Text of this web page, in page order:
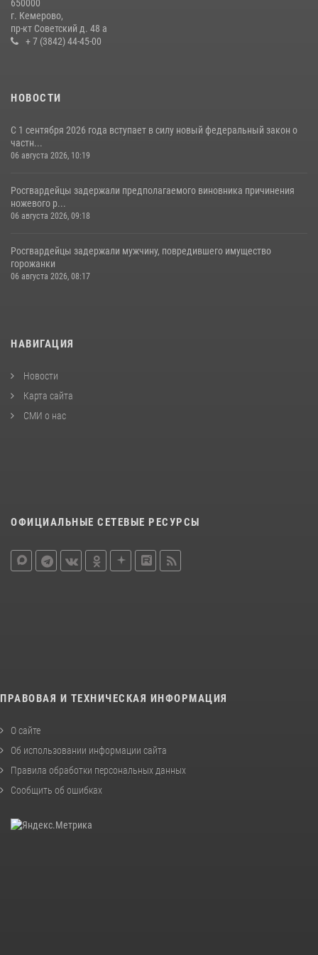
гипермаркета товары на 13 тысяч рублей (ВИДЕО)
16 июля 2026, 06:43
650000
г. Кемерово,
пр-кт Советский д. 48 а
+ 7 (3842) 44-45-00
НОВОСТИ
С 1 сентября 2026 года вступает в силу новый федеральный закон о
частн...
06 августа 2026, 10:19
Росгвардейцы задержали предполагаемого виновника причинения
ножевого р...
06 августа 2026, 09:18
Росгвардейцы задержали мужчину, повредившего имущество
горожанки
06 августа 2026, 08:17
НАВИГАЦИЯ
Новости
Карта сайта
СМИ о нас
ОФИЦИАЛЬНЫЕ СЕТЕВЫЕ РЕСУРСЫ
ПРАВОВАЯ И ТЕХНИЧЕСКАЯ ИНФОРМАЦИЯ
О сайте
Об использовании информации сайта
Правила обработки персональных данных
Сообщить об ошибках